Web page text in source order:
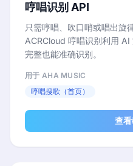
哼唱识别 API
只需哼唱、吹口哨或唱出旋
ACRCloud 哼唱识别利用
完整也能准确识别。
用于 AHA MUSIC
哼唱搜歌（首页）
查